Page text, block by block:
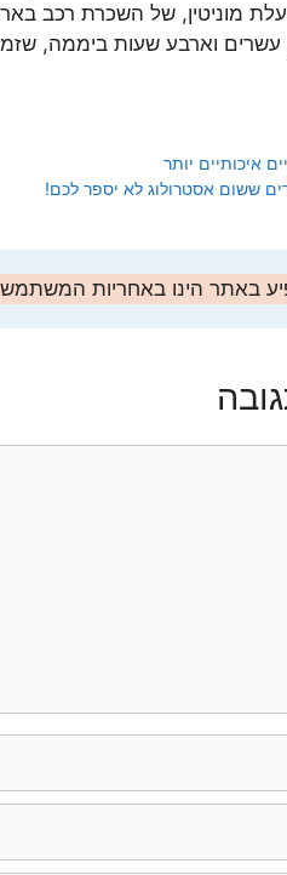
מוניטין, של השכרת רכב
וארבע שעות ביממה,
איכותיים יותר
ששום אסטרולוג לא יספר לכם!
באתר הינו באחריות